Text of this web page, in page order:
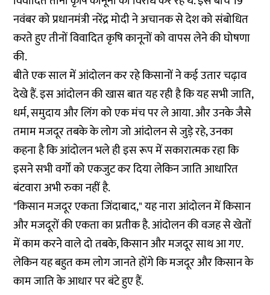
नवंबर को प्रधानमंत्री नरेंद्र मोदी ने अचानक से देश को संबोधित
करते हुए तीनों विवादित कृषि कानूनों को वापस लेने की घोषणा
की.
बीते एक साल में आंदोलन कर रहे किसानों ने कई उतार चढ़ाव
देखे हैं. इस आंदोलन की खास बात यह रही है कि यह सभी जाति,
धर्म, समुदाय और लिंग को एक मंच पर ले आया. और उनके जैसे
तमाम मजदूर तबके के लोग जो आंदोलन से जुड़े रहे, उनका
कहना है कि आंदोलन भले ही इस रूप में सकारात्मक रहा कि
इसने सभी वर्गों को एकजुट कर दिया लेकिन जाति आधारित
बंटवारा अभी रुका नहीं है.
"किसान मजदूर एकता जिंदाबाद," यह नारा आंदोलन में किसान
और मजदूरों की एकता का प्रतीक है. आंदोलन की वजह से खेतों
में काम करने वाले दो तबके, किसान और मजदूर साथ आ गए.
लेकिन यह बहुत कम लोग जानते होंगे कि मजदूर और किसान के
काम जाति के आधार पर बंटे हुए हैं.